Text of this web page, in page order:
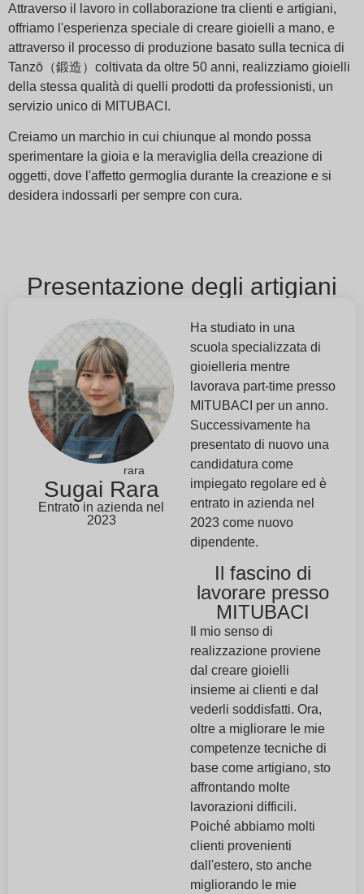
Attraverso il lavoro in collaborazione tra clienti e artigiani,
offriamo l'esperienza speciale di creare gioielli a mano, e
attraverso il processo di produzione basato sulla tecnica di
Tanzō（鍛造）coltivata da oltre 50 anni, realizziamo gioielli
della stessa qualità di quelli prodotti da professionisti, un
servizio unico di MITUBACI.
Creiamo un marchio in cui chiunque al mondo possa
sperimentare la gioia e la meraviglia della creazione di
oggetti, dove l'affetto germoglia durante la creazione e si
desidera indossarli per sempre con cura.
Presentazione degli artigiani
Sugai Rara
rara
Entrato in azienda nel
2023
Ha studiato in una
scuola specializzata di
gioielleria mentre
lavorava part-time presso
MITUBACI per un anno.
Successivamente ha
presentato di nuovo una
candidatura come
impiegato regolare ed è
entrato in azienda nel
2023 come nuovo
dipendente.
Il fascino di
lavorare presso
MITUBACI
Il mio senso di
realizzazione proviene
dal creare gioielli
insieme ai clienti e dal
vederli soddisfatti. Ora,
oltre a migliorare le mie
competenze tecniche di
base come artigiano, sto
affrontando molte
lavorazioni difficili.
Poiché abbiamo molti
clienti provenienti
dall'estero, sto anche
migliorando le mie